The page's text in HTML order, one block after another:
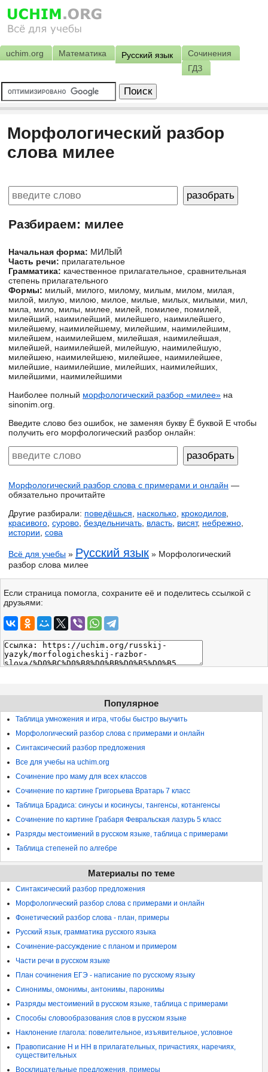
uchim.org Математика Русский язык
Сочинения
ГДЗ
Морфологический разбор
слова милее
Разбираем: милее
Начальная форма: МИЛЫЙ
Часть речи: прилагательное
Грамматика: качественное прилагательное, сравнительная
степень прилагательного
Формы: милый, милого, милому, милым, милом, милая,
милой, милую, милою, милое, милые, милых, милыми, мил,
мила, мило, милы, милее, милей, помилее, помилей,
милейший, наимилейший, милейшего, наимилейшего,
милейшему, наимилейшему, милейшим, наимилейшим,
милейшем, наимилейшем, милейшая, наимилейшая,
милейшей, наимилейшей, милейшую, наимилейшую,
милейшею, наимилейшею, милейшее, наимилейшее,
милейшие, наимилейшие, милейших, наимилейших,
милейшими, наимилейшими
Наиболее полный морфологический разбор «милее» на
sinonim.org.
Введите слово без ошибок, не заменяя букву Ё буквой Е чтобы
получить его морфологический разбор онлайн:
Морфологический разбор слова с примерами и онлайн —
обязательно прочитайте
Другие разбирали: поведёшься насколько крокодилов
красивого сурово бездельничать власть висят, небрежно
истории сова
Всё для учебы » Русский язык » Морфологический
разбор слова милее
Если страница помогла, сохраните её и поделитесь ссылкой с
друзьями:
Популярное
Таблица умножения и игра, чтобы быстро выучить
Морфологический разбор слова с примерами и онлайн
Синтаксический разбор предложения
Все для учебы на uchim.org
Сочинение про маму для всех классов
Сочинение по картине Григорьева Вратарь 7 класс
Таблица Брадиса: синусы и косинусы, тангенсы, котангенсы
Сочинение по картине Грабаря Февральская лазурь 5 класс
Разряды местоимений в русском языке, таблица с примерами
Таблица степеней по алгебре
Материалы по теме
Синтаксический разбор предложения
Морфологический разбор слова с примерами и онлайн
Фонетический разбор слова - план, примеры
Русский язык, грамматика русского языка
Сочинение-рассуждение с планом и примером
Части речи в русском языке
План сочинения ЕГЭ - написание по русскому языку
Синонимы, омонимы, антонимы, паронимы
Разряды местоимений в русском языке, таблица с примерами
Способы словообразования слов в русском языке
Наклонение глагола: повелительное, изъявительное, условное
Правописание Н и НН в прилагательных, причастиях, наречиях,
существительных
Восклицательные предложения, примеры